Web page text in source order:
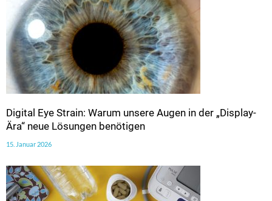
Digital Eye Strain: Warum unsere Augen in der „Display-
Ära“ neue Lösungen benötigen
15. Januar 2026